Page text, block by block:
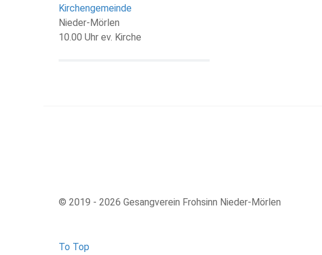
Kirchengemeinde
Nieder-Mörlen
10.00 Uhr ev. Kirche
© 2019 - 2026 Gesangverein Frohsinn Nieder-Mörlen
To Top